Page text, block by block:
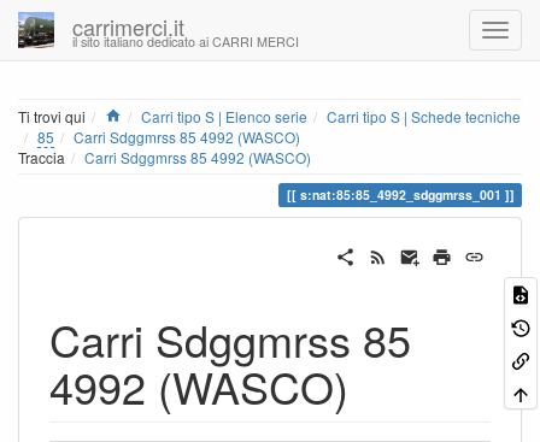
carrimerci.it
il sito italiano dedicato ai CARRI MERCI
Ti trovi qui Home
Carri tipo S | Elenco serie
Carri tipo S | Schede tecniche
85
Carri Sdggmrss 85 4992 (WASCO)
Traccia
Carri Sdggmrss 85 4992 (WASCO)
s:nat:85:85_4992_sdggmrss_001
Carri Sdggmrss 85
4992 (WASCO)